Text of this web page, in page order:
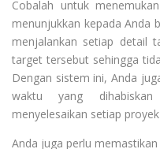
Cobalah untuk
menunjukkan kepada Anda
menjalankan setiap detail
target tersebut sehingga
Dengan sistem ini, Anda
waktu yang
menyelesaikan setiap
Anda juga perlu